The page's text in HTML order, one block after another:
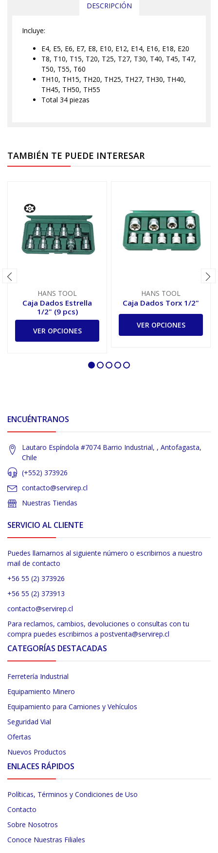
DESCRIPCIÓN
Incluye:
E4, E5, E6, E7, E8, E10, E12, E14, E16, E18, E20
T8, T10, T15, T20, T25, T27, T30, T40, T45, T47,
T50, T55, T60
TH10, TH15, TH20, TH25, TH27, TH30, TH40,
TH45, TH50, TH55
Total 34 piezas
TAMBIÉN TE PUEDE INTERESAR
HANS TOOL
Caja Dados Estrella
1/2" (9 pcs)
VER OPCIONES
HANS TOOL
Caja Dados Torx 1/2"
VER OPCIONES
ENCUÉNTRANOS
Lautaro Espíndola #7074 Barrio Industrial, , Antofagasta,
Chile
(+552) 373926
contacto@servirep.cl
Nuestras Tiendas
SERVICIO AL CLIENTE
Puedes llamarnos al siguiente número o escribirnos a nuestro
mail de contacto
+56 55 (2) 373926
+56 55 (2) 373913
contacto@servirep.cl
Para reclamos, cambios, devoluciones o consultas con tu
compra puedes escribirnos a postventa@servirep.cl
CATEGORÍAS DESTACADAS
Ferretería Industrial
Equipamiento Minero
Equipamiento para Camiones y Vehículos
Seguridad Vial
Ofertas
Nuevos Productos
ENLACES RÁPIDOS
Políticas, Términos y Condiciones de Uso
Contacto
Sobre Nosotros
Conoce Nuestras Filiales